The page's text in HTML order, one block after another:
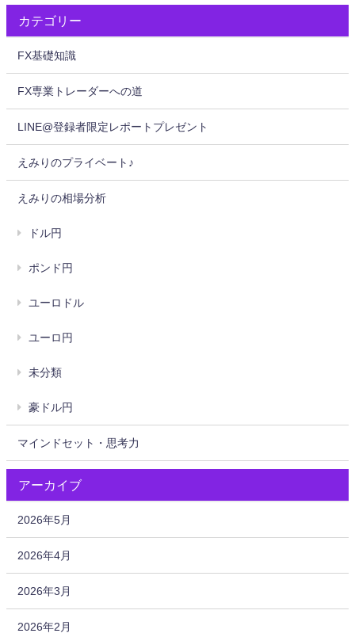
カテゴリー
FX基礎知識
FX専業トレーダーへの道
LINE@登録者限定レポートプレゼント
えみりのプライベート♪
えみりの相場分析
ドル円
ポンド円
ユーロドル
ユーロ円
未分類
豪ドル円
マインドセット・思考力
アーカイブ
2026年5月
2026年4月
2026年3月
2026年2月